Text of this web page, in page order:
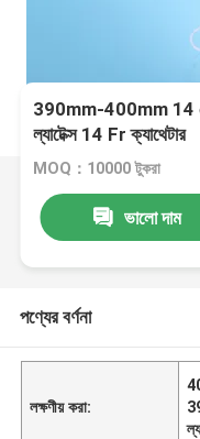
390mm-400mm 14
ল্যাটেক্স 14 Fr ক্যাথেটার
MOQ：10000 টুকরা
ভালো দাম
পণ্যের বর্ণনা
লক্ষণীয় করা: